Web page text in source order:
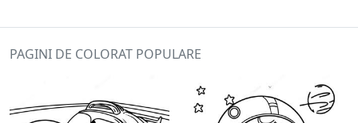
PAGINI DE COLORAT POPULARE